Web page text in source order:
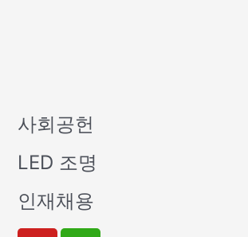
사회공헌
LED 조명
인재채용